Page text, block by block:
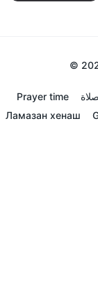
©
Prayer time
Ламазан хенаш